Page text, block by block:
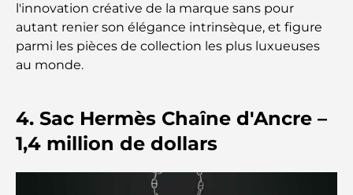
Palm Jebel Ali contre Palm Jumeirah : une
comparaison claire pour les acheteurs immobiliers
avisés
À la découverte des sites historiques de Dubaï : un
l'innovation créative de la marque sans pour
autant renier son élégance intrinsèque, et figure
parmi les pièces de collection les plus luxueuses
au monde.
4. Sac Hermès Chaîne d'Ancre –
1,4 million de dollars